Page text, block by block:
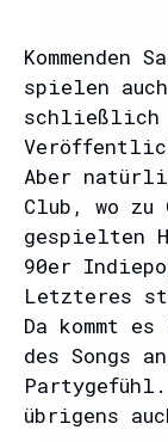
spielen
schließlich
Aber
Club, wo zu
gespielten
90er
Letzteres
Da kommt
des Songs
übrigens